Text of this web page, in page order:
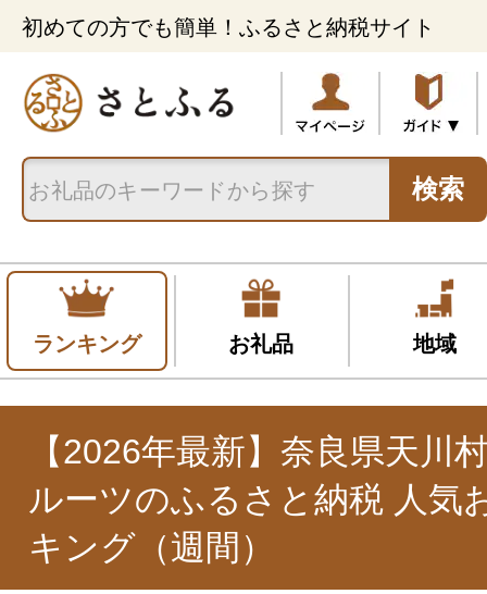
初めての方でも簡単！ふるさと納税サイト
検索
ランキング お礼品 地域
【2026年最新】奈良県天川
ルーツのふるさと納税 人気
キング（週間）